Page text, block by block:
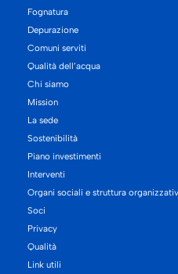
Fognatura
Depurazione
Comuni serviti
Qualità dell’acqua
Chi siamo
Mission
La sede
Sostenibilità
Piano investimenti
Interventi
Organi sociali e struttura
Soci
Privacy
Qualità
Link utili